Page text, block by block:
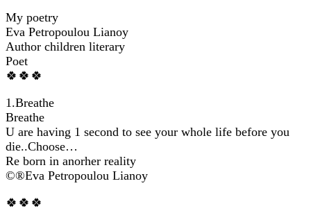
My poetry
Eva Petropoulou Lianoy
Author children literary
Poet
🍀🍀🍀
1.Breathe
Breathe
U are having 1 second to see your whole life before you
die..Choose…
Re born in anorher reality
©®Eva Petropoulou Lianoy
🍀🍀🍀